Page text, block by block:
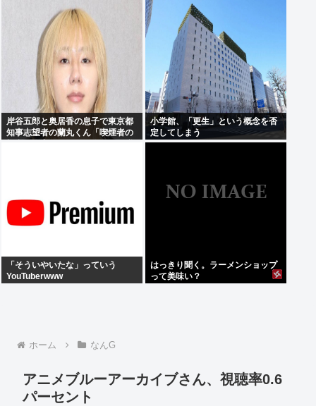
岸谷五郎と奥居香の息子で東京都
知事志望者の蘭丸くん「喫煙者の
小学館、「更生」という概念を否
定してしまう
「そういやいたな」っていう
YouTuberwww
はっきり聞く。ラーメンショップ
って美味い？
ホーム なんG
アニメブルーアーカイブさん、視聴率0.6
パーセント